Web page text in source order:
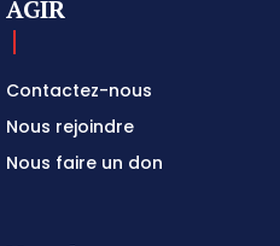
AGIR
Contactez-nous
Nous rejoindre
Nous faire un don